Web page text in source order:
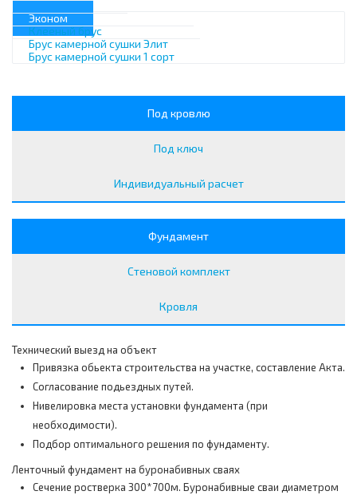
Эконом
Клееный брус
Брус камерной сушки Элит
Брус камерной сушки 1 сорт
Под кровлю
Под ключ
Индивидуальный расчет
Фундамент
Стеновой комплект
Кровля
Технический выезд на объект
Привязка обьекта строительства на участке, составление Акта.
Согласование подьездных путей.
Нивелировка места установки фундамента (при
необходимости).
Подбор оптимального решения по фундаменту.
Ленточный фундамент на буронабивных сваях
Сечение ростверка 300*700м. Буронабивные сваи диаметром